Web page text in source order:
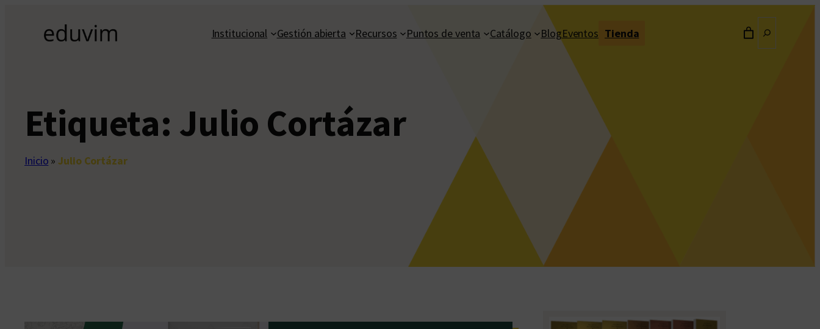
contenido
Institucional Gestión abierta Recursos Puntos de venta Catálogo BlogEventos Tienda
Etiqueta: Julio Cortázar
Inicio »Julio Cortázar